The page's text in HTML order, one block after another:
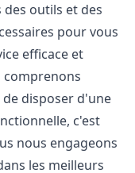
outils et des
pour vous
efficace et
comprenons
disposer d'une
c'est
nous engageons
les meilleurs